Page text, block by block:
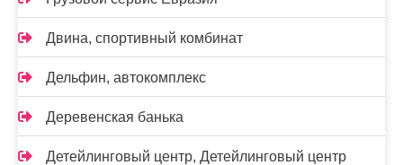
Двина, спортивный комбинат
Дельфин, автокомплекс
Деревенская банька
Детейлинговый центр, Детейлинговый центр